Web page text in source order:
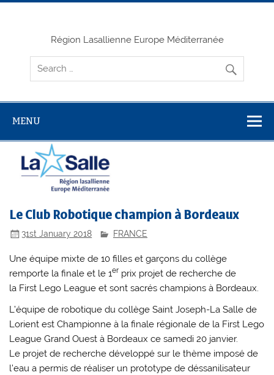
Skip
Région Lasallienne Europe Méditerranée
MENU
Le Club Robotique champion à Bordeaux
31st January 2018 FRANCE
Une équipe mixte de 10 filles et garçons du collège
remporte lafinale et le1er prix projet de recherchede
la First Lego Leagueet sont sacrés champions à Bordeaux.
L’équipe de robotique du collège Saint Joseph-La Salle de
Lorient estChampionne à la finale régionale de la First Lego
League Grand Ouest à Bordeaux ce samedi 20 janvier.
Le projet de recherche développé sur le thème imposé de
l’eau a permis de réaliser un prototype de déssanilisateur